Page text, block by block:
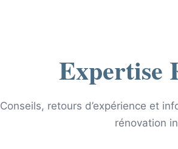
Expertise
Conseils, retours d’expérience et
rénovation